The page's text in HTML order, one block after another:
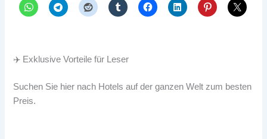
✈️ Exklusive Vorteile für Leser
Suchen Sie hier nach Hotels auf der ganzen Welt zum besten
Preis.